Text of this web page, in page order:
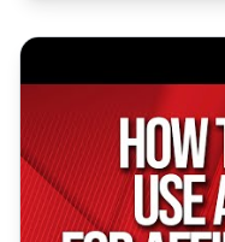
Hoe AI te gebruiken